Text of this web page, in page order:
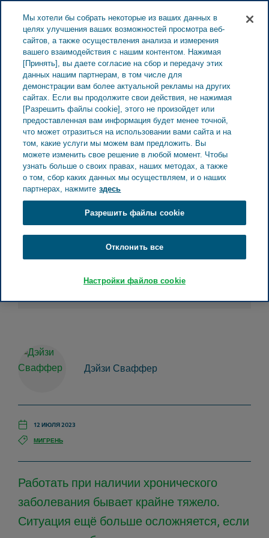
Мигрень на работе —
когда следует взять
тайм-аут
Дэйзи Сваффер
12 ИЮЛЯ 2023
МИГРЕНЬ
Работать при наличии хронического
заболевания бывает крайне тяжело.
Ситуация ещё больше осложняется, если
Мы хотели бы собрать некоторые из ваших данных в
целях улучшения ваших возможностей просмотра веб-
сайтов, а также осуществления анализа и измерения
вашего взаимодействия с нашим контентом. Нажимая
[Принять], вы даете согласие на сбор и передачу этих
данных нашим партнерам, в том числе для
демонстрации вам более актуальной рекламы на других
сайтах. Если вы продолжите свои действия, не нажимая
[Разрешить файлы cookie], этого не произойдет или
предоставленная вам информация будет менее точной,
что может отразиться на использовании вами сайта и на
том, какие услуги мы можем вам предложить. Вы
можете изменить свое решение в любой момент. Чтобы
узнать больше о своих правах, наших методах, а также
о том, сбор каких данных мы осуществляем, и о наших
партнерах, нажмите здесь
Разрешить файлы cookie
Отклонить все
Настройки файлов cookie